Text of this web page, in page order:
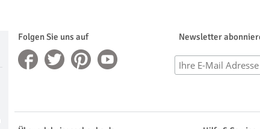
Folgen Sie uns auf Newsletter